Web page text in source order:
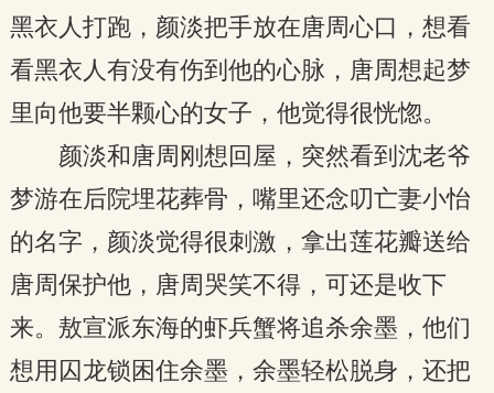
黑衣人打跑，颜淡把手放在唐周心口，想看
看黑衣人有没有伤到他的心脉，唐周想起梦
里向他要半颗心的女子，他觉得很恍惚。
颜淡和唐周刚想回屋，突然看到沈老爷
梦游在后院埋花葬骨，嘴里还念叨亡妻小怡
的名字，颜淡觉得很刺激，拿出莲花瓣送给
唐周保护他，唐周哭笑不得，可还是收下
来。敖宣派东海的虾兵蟹将追杀余墨，他们
想用囚龙锁困住余墨，余墨轻松脱身，还把